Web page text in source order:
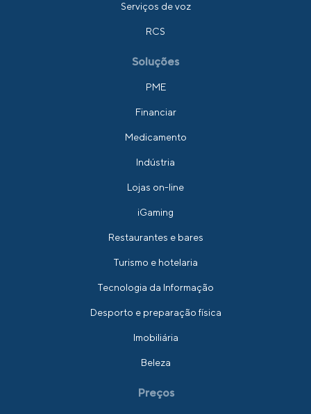
Serviços de voz
RCS
Soluções
PME
Financiar
Medicamento
Indústria
Lojas on-line
iGaming
Restaurantes e bares
Turismo e hotelaria
Tecnologia da Informação
Desporto e preparação física
Imobiliária
Beleza
Preços